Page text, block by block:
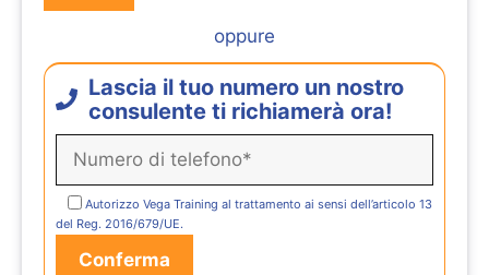
oppure
Lascia il tuo numero un nostro
consulente ti richiamerà ora!
Autorizzo Vega Training al trattamento ai sensi dell’articolo 13
del Reg. 2016/679/UE.